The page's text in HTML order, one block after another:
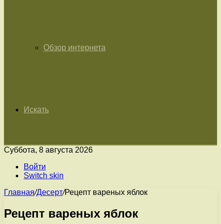
Обзор интернета
Искать
Суббота, 8 августа 2026
Войти
Switch skin
Главная/Десерт/Рецепт вареных яблок
Рецепт вареных яблок